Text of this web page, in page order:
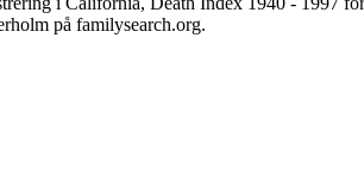
på familysearch.org.